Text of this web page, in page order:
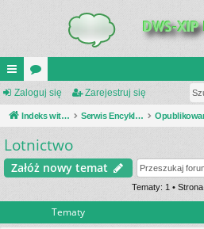
UI
C
K
_L
or
a
Zaloguj się Zarejestruj się
Indeks witryny Serwis Encyklopedia Uzbrojenia
Lotnictwo
Załóż nowy temat
Tematy: 1 • Strona
Tematy